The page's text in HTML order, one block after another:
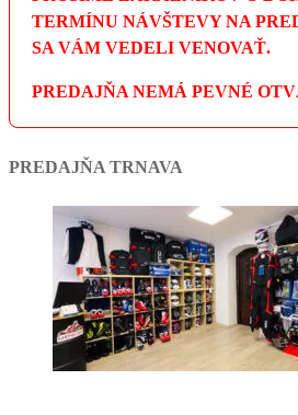
TERMÍNU NÁVŠTEVY NA
SA VÁM VEDELI VENOVAŤ.
PREDAJŇA NEMÁ PEVNÉ
PREDAJŇA TRNAVA